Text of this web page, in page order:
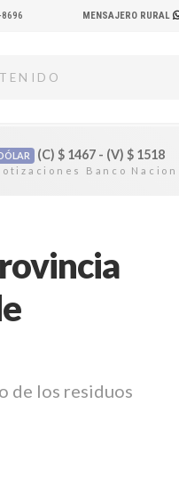
MENSAJERO RURAL
(C) $1467 - (V) $1518
de los residuos